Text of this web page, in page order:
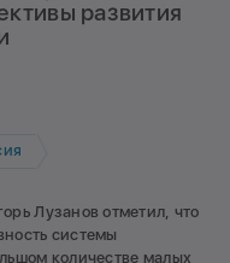
развития
Лузанов отметил, что
системы
количестве малых